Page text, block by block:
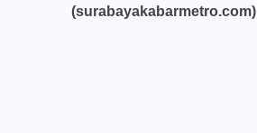
(surabayakabarmetro.com)